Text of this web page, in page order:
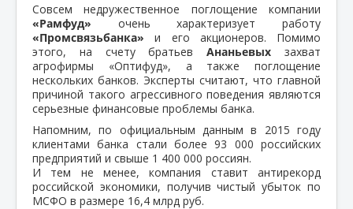
Совсем недружественное поглощение компании
«Рамфуд» очень характеризует работу
«Промсвязьбанка» и его акционеров. Помимо
этого, на счету братьевАнаньевых захват
агрофирмы «Оптифуд», а также поглощение
нескольких банков. Эксперты считают, что главной
причиной такого агрессивного поведения являются
серьезные финансовые проблемы банка.
Напомним, по официальным данным в 2015 году
клиентами банка стали более 93 000 российских
предприятий и свыше 1 400 000 россиян.
И тем не менее, компания ставит антирекорд
российской экономики, получив чистый убыток по
МСФО в размере 16,4 млрд руб.